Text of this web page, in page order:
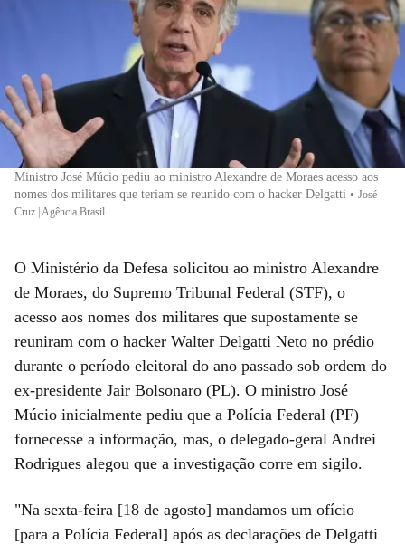
Ministro José Múcio pediu ao ministro Alexandre de Moraes acesso aos
nomes dos militares que teriam se reunido com o hacker Delgatti • José
Cruz | Agência Brasil
O Ministério da Defesa solicitou ao ministro Alexandre
de Moraes, do Supremo Tribunal Federal (STF), o
acesso aos nomes dos militares que supostamente se
reuniram com o hacker Walter Delgatti Neto no prédio
durante o período eleitoral do ano passado sob ordem do
ex-presidente Jair Bolsonaro (PL). O ministro José
Múcio inicialmente pediu que a Polícia Federal (PF)
fornecesse a informação, mas, o delegado-geral Andrei
Rodrigues alegou que a investigação corre em sigilo.
"Na sexta-feira [18 de agosto] mandamos um ofício
[para a Polícia Federal] após as declarações de Delgatti